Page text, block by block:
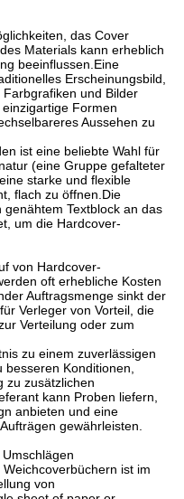
das Cover
Materials kann erheblich
beeinflussen. Eine
Erscheinungsbild,
und Bilder
Formen
Aussehen zu
ist eine beliebte Wahl für
(eine Gruppe gefalteter
starke und flexible
flach zu öffnen. Die
Textblock an das
um die Hardcover-
von Hardcover-
oft erhebliche Kosten
Auftragsmenge sinkt der
Verleger von Vorteil, die
Verteilung oder zum
zu einem zuverlässigen
Konditionen,
zu zusätzlichen
kann Proben liefern,
anbieten und eine
gewährleisten.
ist im
von